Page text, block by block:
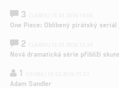
3
One Piece: Oblíbený pirátský
2
Nová dramatická série přiblíží
1
Adam Sandler